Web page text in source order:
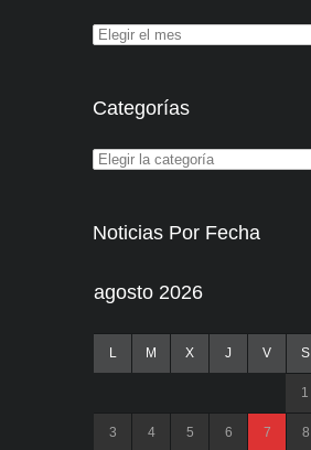
Categorías
Noticias Por Fecha
agosto 2026
L M X J V S
1
3 4 5 6 7 8